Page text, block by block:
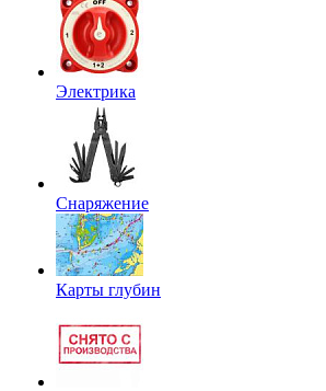
Электрика
Снаряжение
Карты глубин